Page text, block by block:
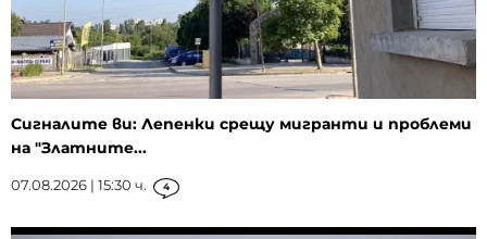
Сигналите ви: Лепенки срещу мигранти и проблеми
на "Златните...
07.08.2026 | 15:30 ч. 4